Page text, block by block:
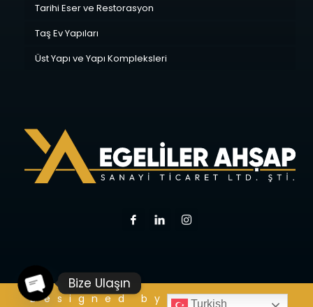
Tarihi Eser ve Restorasyon
Taş Ev Yapıları
Üst Yapı ve Yapı Kompleksleri
Designed by:KREASIST
Turkish
Bize Ulaşın